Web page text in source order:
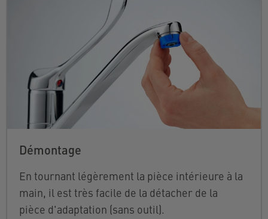
Démontage
En tournant légèrement la pièce intérieure à la
main, il est très facile de la détacher de la
pièce d'adaptation (sans outil).